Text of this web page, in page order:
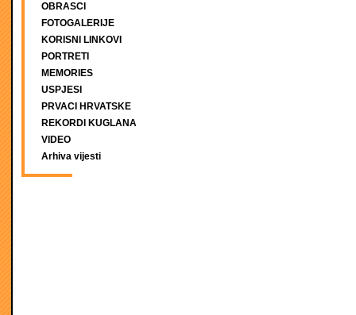
OBRASCI
FOTOGALERIJE
KORISNI LINKOVI
PORTRETI
MEMORIES
USPJESI
PRVACI HRVATSKE
REKORDI KUGLANA
VIDEO
Arhiva vijesti